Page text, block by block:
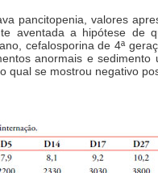
pancitopenia, valores
aventada a hipótese de
cefalosporina de 4ª
anormais e sedimento
qual se mostrou negativo